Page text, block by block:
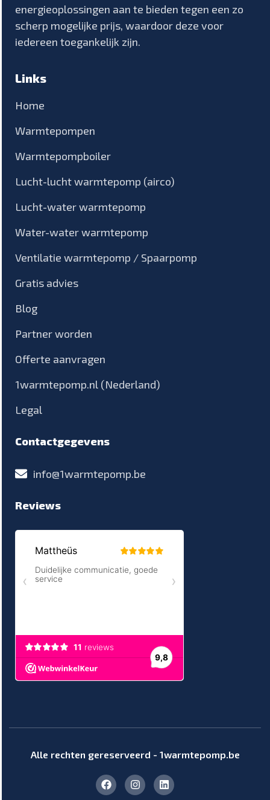
energieoplossingen aan te bieden tegen een zo
scherp mogelijke prijs, waardoor deze voor
iedereen toegankelijk zijn.
Links
Home
Warmtepompen
Warmtepompboiler
Lucht-lucht warmtepomp (airco)
Lucht-water warmtepomp
Water-water warmtepomp
Ventilatie warmtepomp / Spaarpomp
Gratis advies
Blog
Partner worden
Offerte aanvragen
1warmtepomp.nl (Nederland)
Legal
Contactgegevens
info@1warmtepomp.be
Reviews
Alle rechten gereserveerd - 1warmtepomp.be